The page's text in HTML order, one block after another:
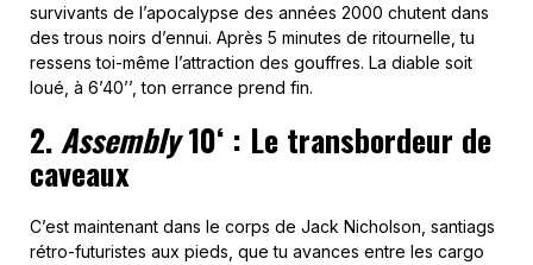
survivants de l’apocalypse des années 2000 chutent dans
des trous noirs d’ennui. Après 5 minutes de ritournelle, tu
ressens toi-même l’attraction des gouffres. La diable soit
loué, à 6’40’’, ton errance prend fin.
2.Assembly10‘ : Le transbordeur de
caveaux
C’est maintenant dans le corps de Jack Nicholson, santiags
rétro-futuristes aux pieds, que tu avances entre les cargo